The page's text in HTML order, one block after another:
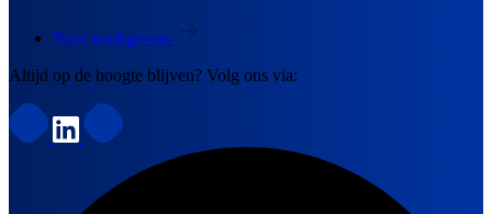
Voor werkgevers
Altijd op de hoogte blijven? Volg ons via: